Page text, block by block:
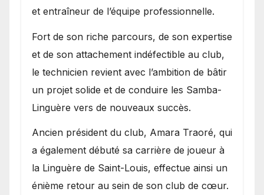
et entraîneur de l’équipe professionnelle.
Fort de son riche parcours, de son expertise
et de son attachement indéfectible au club,
le technicien revient avec l’ambition de bâtir
un projet solide et de conduire les Samba-
Linguère vers de nouveaux succès.
Ancien président du club, Amara Traoré, qui
a également débuté sa carrière de joueur à
la Linguère de Saint-Louis, effectue ainsi un
énième retour au sein de son club de cœur.